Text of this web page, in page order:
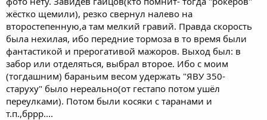
жёстко щемили), резко свернул налево на
второстепенную,а там мелкий гравий. Правда скорость
была нехилая, ибо передние тормоза в то время были
фантастикой и прерогативой мажоров. Выход был: в
забор или отделяться, выбрал второе. Ибо с моим
(тогдашним) бараньим весом удержать "ЯВУ 350-
старуху" было нереально(от гестапо потом ушёл
переулками). Потом были косяки с таранами и
т.п.,бррр....